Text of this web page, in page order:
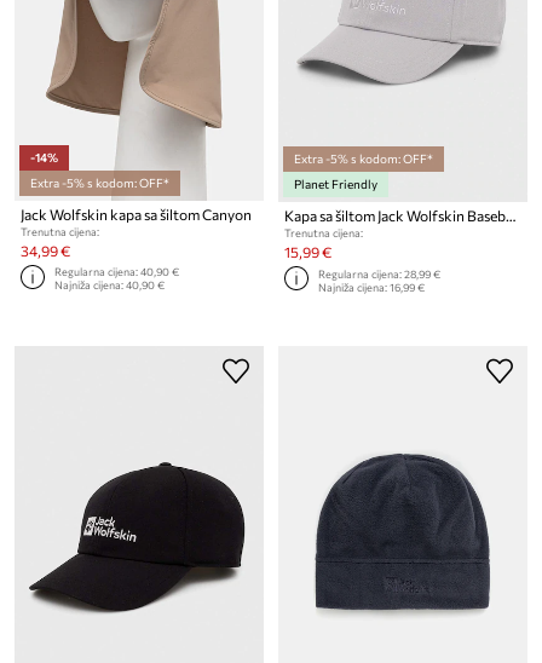
-14%
Extra -5% s kodom: OFF*
Jack Wolfskin kapa sa šiltom Canyon
Trenutna cijena:
34,99 €
Regularna cijena:40,90 €
Najniža cijena:40,90 €
Extra -5% s kodom: OFF*
Planet Friendly
Kapa sa šiltom Jack Wolfskin Baseball
Trenutna cijena:
15,99 €
Regularna cijena:28,99 €
Najniža cijena:16,99 €